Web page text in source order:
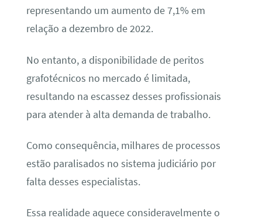
representando um aumento de 7,1% em
relação a dezembro de 2022.
No entanto, a disponibilidade de peritos
grafotécnicos no mercado é limitada,
resultando na escassez desses profissionais
para atender à alta demanda de trabalho.
Como consequência, milhares de processos
estão paralisados no sistema judiciário por
falta desses especialistas.
Essa realidade aquece consideravelmente o